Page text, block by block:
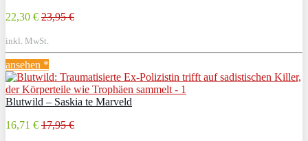
22,30 € 23,95 €
inkl. MwSt.
ansehen *
Blutwild – Saskia te Marveld
16,71 € 17,95 €